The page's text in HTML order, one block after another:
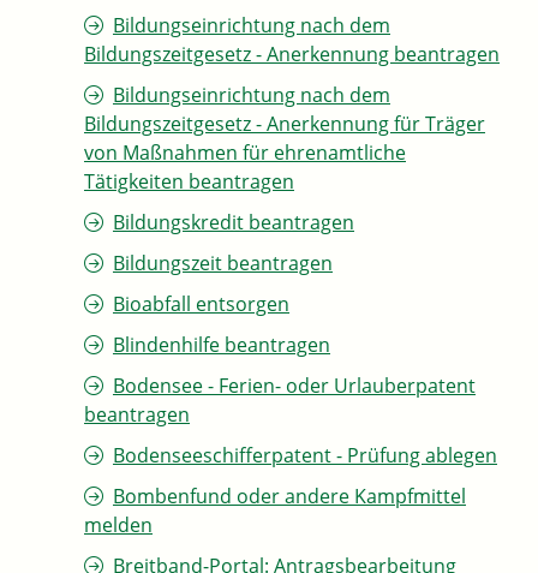
Bildungseinrichtung nach dem
Bildungszeitgesetz - Anerkennung beantragen
Bildungseinrichtung nach dem
Bildungszeitgesetz - Anerkennung für Träger
von Maßnahmen für ehrenamtliche
Tätigkeiten beantragen
Bildungskredit beantragen
Bildungszeit beantragen
Bioabfall entsorgen
Blindenhilfe beantragen
Bodensee - Ferien- oder Urlauberpatent
beantragen
Bodenseeschifferpatent - Prüfung ablegen
Bombenfund oder andere Kampfmittel
melden
Breitband-Portal: Antragsbearbeitung